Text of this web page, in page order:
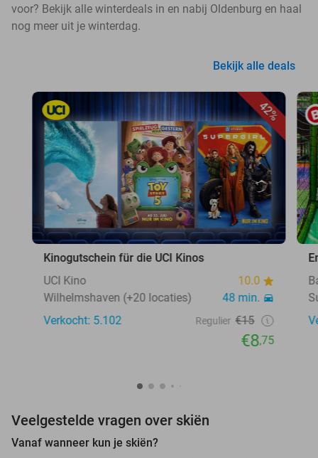
voor? Bekijk alle winterdeals in en nabij Oldenburg en haal
nog meer uit je winterdag.
Bekijk alle deals
42%
Kinogutschein für die UCI Kinos
UCI Kino
10.0
Wilhelmshaven (+20 locaties)
48 min.
Verkocht: 5.102
Regulier €15
€8,75
Veelgestelde vragen over skiën
Vanaf wanneer kun je skiën?